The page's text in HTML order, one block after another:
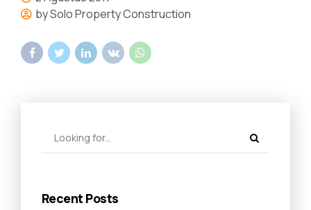
by Solo Property Construction
Recent Posts